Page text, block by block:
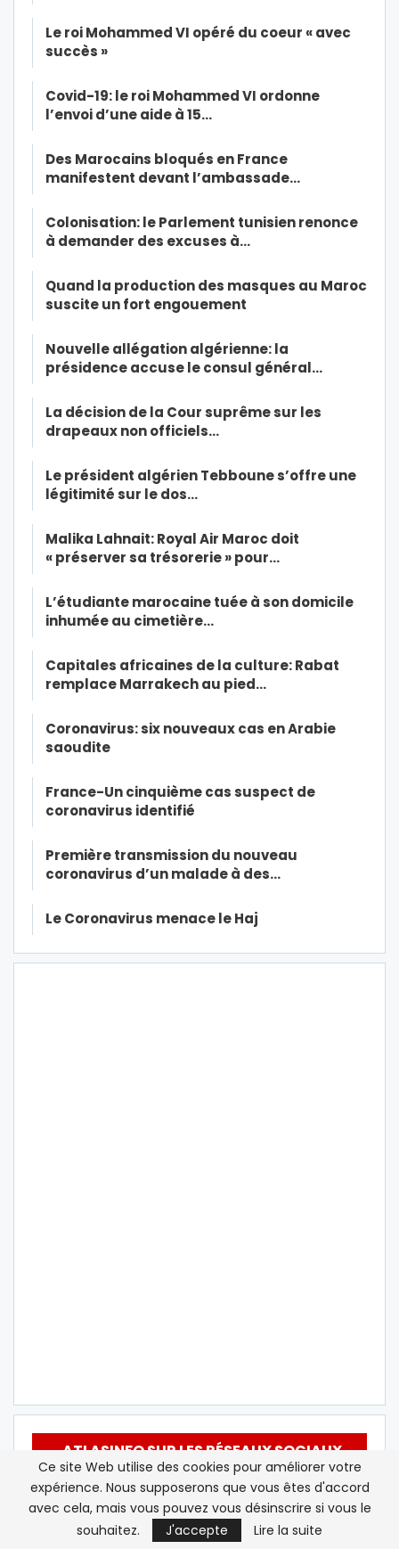
Le roi Mohammed VI opéré du coeur « avec
succès »
Covid-19: le roi Mohammed VI ordonne
l’envoi d’une aide à 15…
Des Marocains bloqués en France
manifestent devant l’ambassade…
Colonisation: le Parlement tunisien renonce
à demander des excuses à…
Quand la production des masques au Maroc
suscite un fort engouement
Nouvelle allégation algérienne: la
présidence accuse le consul général…
La décision de la Cour suprême sur les
drapeaux non officiels…
Le président algérien Tebboune s’offre une
légitimité sur le dos…
Malika Lahnait: Royal Air Maroc doit
« préserver sa trésorerie » pour…
L’étudiante marocaine tuée à son domicile
inhumée au cimetière…
Capitales africaines de la culture: Rabat
remplace Marrakech au pied…
Coronavirus: six nouveaux cas en Arabie
saoudite
France-Un cinquième cas suspect de
coronavirus identifié
Première transmission du nouveau
coronavirus d’un malade à des…
Le Coronavirus menace le Haj
ATLASINFO SUR LES RÉSEAUX SOCIAUX
Twitter
Youtube S'abonner
Ce site Web utilise des cookies pour améliorer votre
expérience. Nous supposerons que vous êtes d'accord
avec cela, mais vous pouvez vous désinscrire si vous le
souhaitez.
J'accepte Lire la suite